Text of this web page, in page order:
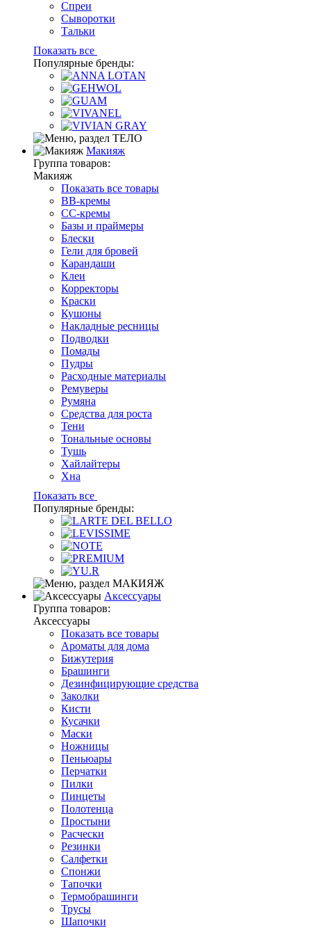
Спреи
Сыворотки
Тальки
Показать все
Популярные бренды:
Макияж
Группа товаров:
Макияж
Показать все товары
BB-кремы
CC-кремы
Базы и праймеры
Блески
Гели для бровей
Карандаши
Клеи
Корректоры
Краски
Кушоны
Накладные ресницы
Подводки
Помады
Пудры
Расходные материалы
Ремуверы
Румяна
Средства для роста
Тени
Тональные основы
Тушь
Хайлайтеры
Хна
Показать все
Популярные бренды:
Аксессуары
Группа товаров:
Аксессуары
Показать все товары
Ароматы для дома
Бижутерия
Брашинги
Дезинфицирующие средства
Заколки
Кисти
Кусачки
Маски
Ножницы
Пеньюары
Перчатки
Пилки
Пинцеты
Полотенца
Простыни
Расчески
Резинки
Салфетки
Спонжи
Тапочки
Термобрашинги
Трусы
Шапочки